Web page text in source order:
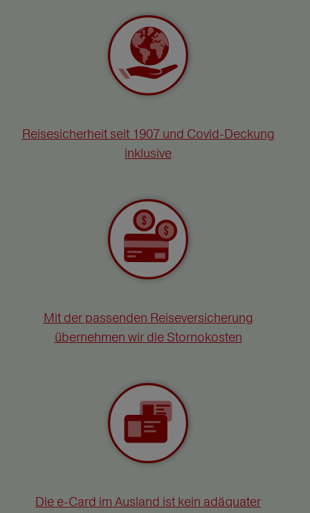
Reisesicherheit seit 1907 und Covid-Deckung
inklusive
Mit der passenden Reiseversicherung
übernehmen wir die Stornokosten
Die e-Card im Ausland ist kein adäquater